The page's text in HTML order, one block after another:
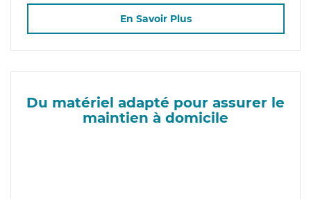
En Savoir Plus
Du matériel adapté pour assurer le
maintien à domicile